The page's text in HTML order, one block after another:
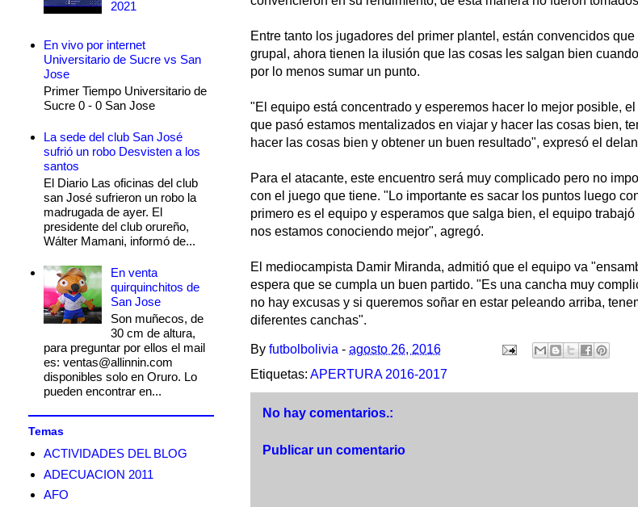
Entre tanto los jugadores del primer plantel, están convencidos
grupal, ahora tienen la ilusión que las cosas les salgan bien
por lo menos sumar un punto.
"El equipo está concentrado y esperemos hacer lo mejor posible,
que pasó estamos mentalizados en viajar y hacer las cosas bien,
hacer las cosas bien y obtener un buen resultado", expresó el
Para el atacante, este encuentro será muy complicado pero no
con el juego que tiene. "Lo importante es sacar los puntos luego
primero es el equipo y esperamos que salga bien, el equipo
nos estamos conociendo mejor", agregó.
El mediocampista Damir Miranda, admitió que el equipo va
espera que se cumpla un buen partido. "Es una cancha muy
no hay excusas y si queremos soñar en estar peleando arriba,
diferentes canchas".
By futbolbolivia - agosto 26, 2016
Etiquetas: APERTURA 2016-2017
No hay comentarios.:
Publicar un comentario
2021
En vivo por internet
Universitario de Sucre vs San
Jose
Primer Tiempo Universitario de
Sucre 0 - 0 San Jose
La sede del club San José
sufrió un robo Desvisten a los
santos
El Diario Las oficinas del club
san José sufrieron un robo la
madrugada de ayer. El
presidente del club orureño,
Wálter Mamani, informó de...
En venta
quirquinchitos de
San Jose
Son muñecos, de
30 cm de altura,
para preguntar por ellos el mail
es: ventas@allinnin.com
disponibles solo en Oruro. Lo
pueden encontrar en...
Temas
ACTIVIDADES DEL BLOG
ADECUACION 2011
AFO